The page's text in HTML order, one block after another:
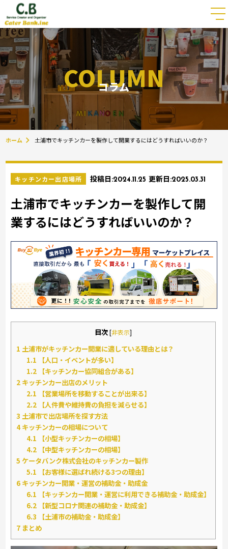
COLUMN
コラム
ホーム 土浦市でキッチンカーを製作して開業するにはどうすればいいのか？
キッチンカー出店場所 投稿日:2024.11.25 更新日:2025.03.31
土浦市でキッチンカーを製作して開
業するにはどうすればいいのか？
目次[非表示]
1 土浦市がキッチンカー開業に適している理由とは？
1.1 【人口・イベントが多い】
1.2 【キッチンカー協同組合がある】
2 キッチンカー出店のメリット
2.1 【営業場所を移動することが出来る】
2.2 【人件費や維持費の負担を減らせる】
3 土浦市で出店場所を探す方法
4キッチンカーの相場について
4.1 【小型キッチンカーの相場】
4.2 【中型キッチンカーの相場】
5 ケータバンク株式会社のキッチンカー製作
5.1 【お客様に選ばれ続ける3つの理由】
6 キッチンカー開業・運営の補助金・助成金
6.1 【キッチンカー開業・運営に利用できる補助金・助成金】
6.2 【新型コロナ関連の補助金・助成金】
6.3 【土浦市の補助金・助成金】
7 まとめ